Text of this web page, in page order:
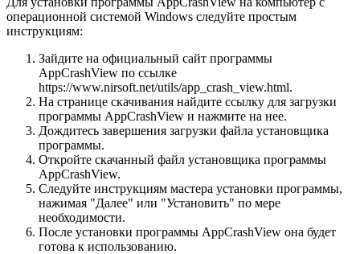
операционной системой Windows следуйте простым
инструкциям:
Зайдите на официальный сайт программы
AppCrashView по ссылке
https://www.nirsoft.net/utils/app_crash_view.html.
На странице скачивания найдите ссылку для загрузки
программы AppCrashView и нажмите на нее.
Дождитесь завершения загрузки файла установщика
программы.
Откройте скачанный файл установщика программы
AppCrashView.
Следуйте инструкциям мастера установки программы,
нажимая "Далее" или "Установить" по мере
необходимости.
После установки программы AppCrashView она будет
готова к использованию.